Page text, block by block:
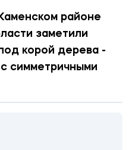
районе
заметили
корой дерева -
симметричными